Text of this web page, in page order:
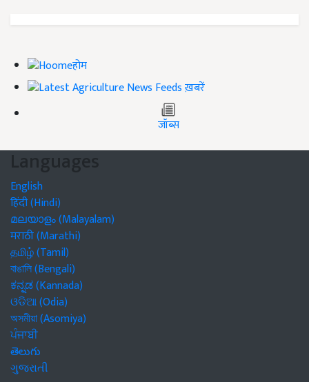
होम
ख़बरें
जॉब्स
Languages
English
हिंदी (Hindi)
മലയാളം (Malayalam)
मराठी (Marathi)
தமிழ் (Tamil)
বাঙালি (Bengali)
ಕನ್ನಡ (Kannada)
ଓଡିଆ (Odia)
অসমীয়া (Asomiya)
ਪੰਜਾਬੀ
తెలుగు
ગુજરાતી